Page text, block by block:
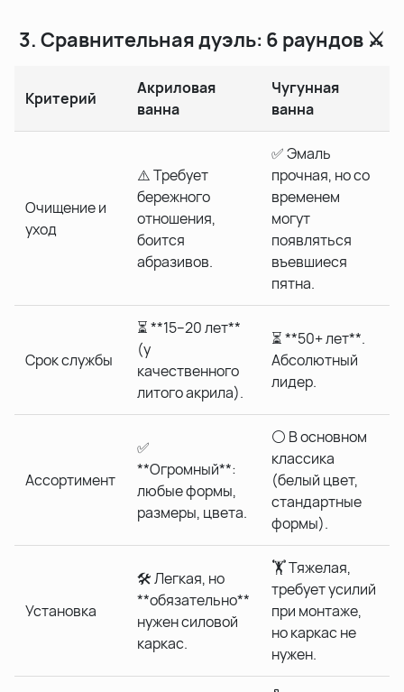
3. Сравнительная дуэль: 6 раундов ⚔️
Критерий
Акриловая
ванна
Чугунная
ванна
Очищение и
уход
⚠️ Требует
бережного
отношения,
боится
абразивов.
✅ Эмаль
прочная, но со
временем
могут
появляться
въевшиеся
пятна.
Срок службы
⏳ **15–20 лет**
(у
качественного
литого акрила).
⏳ **50+ лет**.
Абсолютный
лидер.
Ассортимент
✅
**Огромный**:
любые формы,
размеры, цвета.
⚪ В основном
классика
(белый цвет,
стандартные
формы).
Установка
🛠️ Легкая, но
**обязательно**
нужен силовой
каркас.
🏋️ Тяжелая,
требует усилий
при монтаже,
но каркас не
нужен.